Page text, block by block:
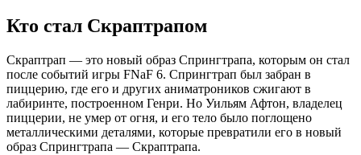
Кто стал Скраптрапом
Скраптрап — это новый образ Спрингтрапа, которым он стал
после событий игры FNaF 6. Спрингтрап был забран в
пиццерию, где его и других аниматроников сжигают в
лабиринте, построенном Генри. Но Уильям Афтон, владелец
пиццерии, не умер от огня, и его тело было поглощено
металлическими деталями, которые превратили его в новый
образ Спрингтрапа — Скраптрапа.